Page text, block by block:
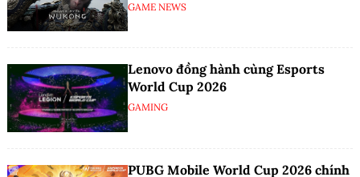
GAME NEWS
Lenovo đồng hành cùng Esports
World Cup 2026
GAMING
PUBG Mobile World Cup 2026 chính